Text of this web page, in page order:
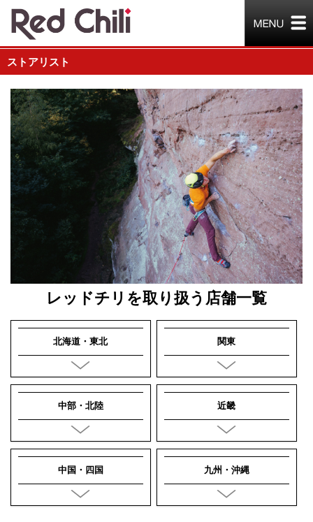
ストアリスト
レッドチリを取り扱う店舗一覧
北海道・東北 関東
中部・北陸 近畿
中国・四国 九州・沖縄